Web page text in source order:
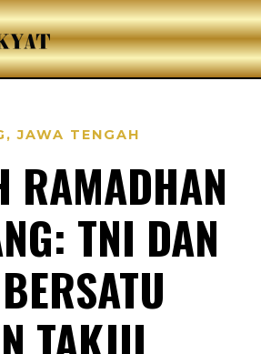
,JAWA TENGAH
RAMADHAN
TNI DAN
TAKJIL